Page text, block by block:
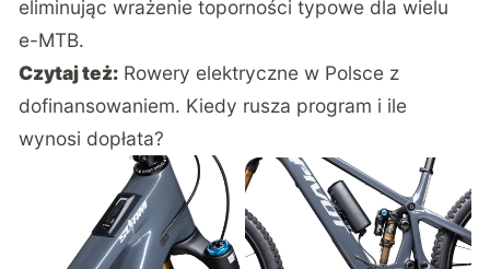
eliminując wrażenie toporności typowe dla wielu
e-MTB.
Czytaj też: Rowery elektryczne w Polsce z
dofinansowaniem. Kiedy rusza program i ile
wynosi dopłata?